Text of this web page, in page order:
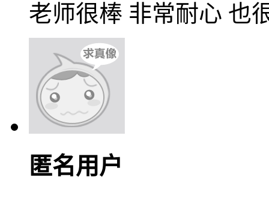
老师很棒 非常耐心 也
匿名用户